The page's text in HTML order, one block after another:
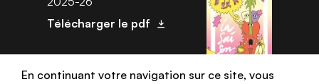
Télécharger le pdf
En continuant votre navigation sur ce site, vous